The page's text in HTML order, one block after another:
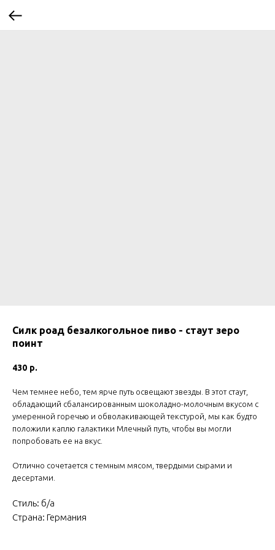
Силк роад безалкогольное пиво - стаут зеро
поинт
430 р.
Чем темнее небо, тем ярче путь освещают звезды. В этот стаут,
обладающий сбалансированным шоколадно-молочным вкусом с
умеренной горечью и обволакивающей текстурой, мы как будто
положили каплю галактики Млечный путь, чтобы вы могли
попробовать ее на вкус.
Отлично сочетается с темным мясом, твердыми сырами и
десертами.
Стиль: б/а
Страна: Германия